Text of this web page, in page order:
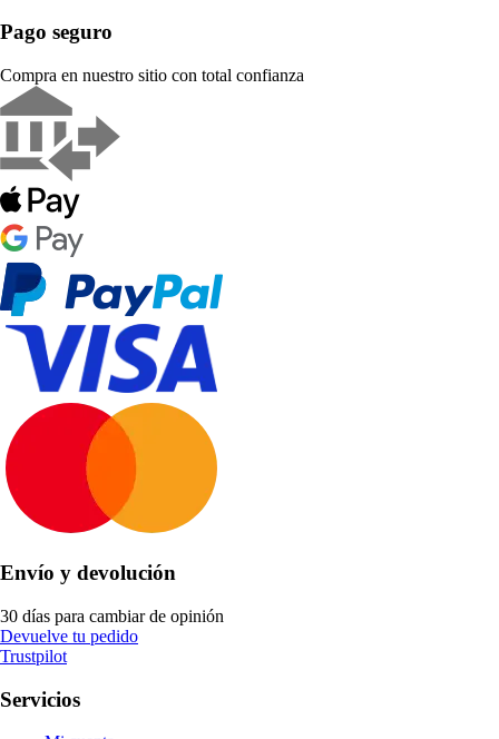
Pago seguro
Compra en nuestro sitio con total confianza
Envío y devolución
30 días para cambiar de opinión
Devuelve tu pedido
Trustpilot
Servicios